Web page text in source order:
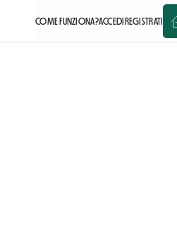
COME FUNZIONA?ACCEDIREGISTRATI